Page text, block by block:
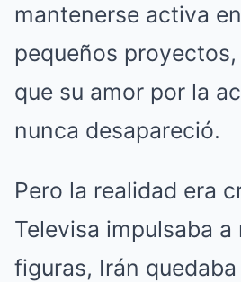
mantenerse activa
pequeños
que su amor por la
nunca desapareció.
Pero la realidad era
Televisa impulsaba a
figuras, Irán